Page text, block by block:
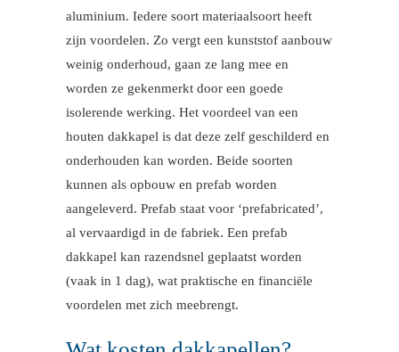
aluminium. Iedere soort materiaalsoort heeft
zijn voordelen. Zo vergt een kunststof aanbouw
weinig onderhoud, gaan ze lang mee en
worden ze gekenmerkt door een goede
isolerende werking. Het voordeel van een
houten dakkapel is dat deze zelf geschilderd en
onderhouden kan worden. Beide soorten
kunnen als opbouw en prefab worden
aangeleverd. Prefab staat voor ‘prefabricated’,
al vervaardigd in de fabriek. Een prefab
dakkapel kan razendsnel geplaatst worden
(vaak in 1 dag), wat praktische en financiële
voordelen met zich meebrengt.